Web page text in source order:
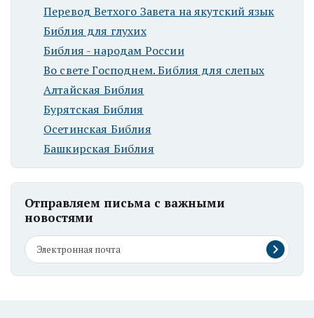
Перевод Ветхого Завета на якутский язык
Библия для глухих
Библия - народам России
Во свете Господнем. Библия для слепых
Алтайская Библия
Бурятская Библия
Осетинская Библия
Башкирская Библия
Отправляем письма с важными
новостями